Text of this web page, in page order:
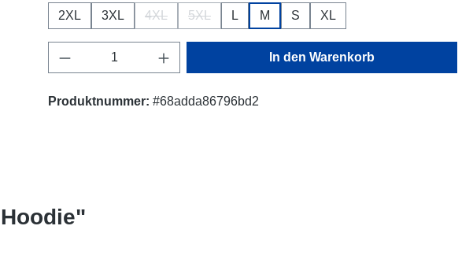
2XL 3XL 4XL
(Diese Option ist zurzeit nicht verfügbar.)
5XL
(Diese Option ist zurzeit nicht verfügbar.)
L M S XL
Produkt Anzahl: Gib den gewünschten Wert ein
In den Warenkorb
Produktnummer: #68adda86796bd2